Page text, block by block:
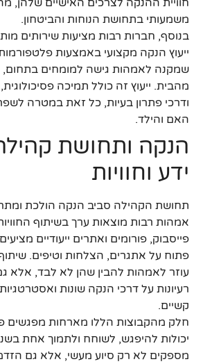
משמעותי בתחושת הנוחות והביטחון.
בנוסף, חברות רבות מציעות שירותים
ייעוץ הנקה מקצועי באמצעות
שמקנה לאמהות גישה למומחים
מהבית. ייעוץ זה כולל תמיכה
ודרכי פתרון בעיות, כל זאת במטרה
האם והילד.
הנקה ותחושת
ידע וחוויות
תחושת הקהילה סביב הנקה הולכת
אמהות רבות מוצאות ערך בשיתוף
פייסבוק, פורומים ואתרים ייעודיים
פתוח על אתגרים, הצלחות וטיפים.
עוזר לאמהות להבין שהן לא לבד, אלא
רעיונות על דרכי הנקה שונות
קשיים.
חלק מהקבוצות הללו מארחות מפגשים
יכולות להיפגש, לשוחח ולתמוך אחת
מספקים לא רק סיוע מעשי, אלא גם